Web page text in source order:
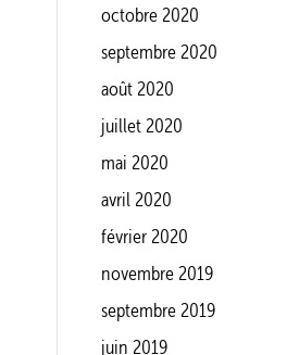
octobre 2020
septembre 2020
août 2020
juillet 2020
mai 2020
avril 2020
février 2020
novembre 2019
septembre 2019
juin 2019